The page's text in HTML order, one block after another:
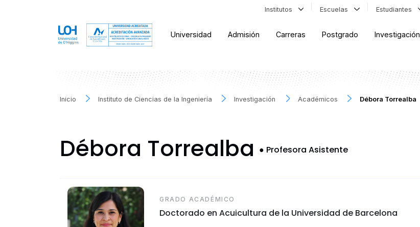
Institutos Escuelas Estudiantes
Universidad Admisión Carreras Postgrado Investigación
Inicio Instituto de Ciencias de la Ingeniería Investigación Académicos Débora Torrealba
Débora Torrealba ● Profesora Asistente
GRADO ACADÉMICO
Doctorado en Acuicultura de la Universidad de Barcelona